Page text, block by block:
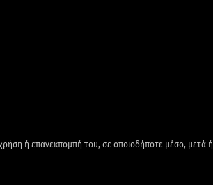
ή επανεκπομπή του, σε οποιοδήποτε μέσο, μετά ή